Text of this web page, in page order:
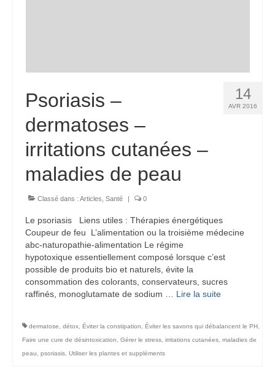
14
AVR 2016
Psoriasis –
dermatoses –
irritations cutanées –
maladies de peau
Classé dans : Articles Santé | 0
Le psoriasis Liens utiles : Thérapies énergétiques
Coupeur de feu L’alimentation ou la troisième médecine
abc-naturopathie-alimentation Le régime
hypotoxique essentiellement composé lorsque c’est
possible de produits bio et naturels, évite la
consommation des colorants, conservateurs, sucres
raffinés, monoglutamate de sodium … Lire la suite­­
dermatose détox Éviter la constipation Éviter les savons qui débalancent le PH
Faire une cure de désintoxication
Gérer le stress irritations cutanées maladies de
peau
psoriasis Utiliser les plantes et suppléments